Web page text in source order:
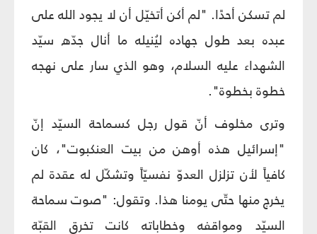
لم تسكن أحدًا. "لم أكن أتخيّل أن لا يجود الله على
عبده بعد طول جهاده ليُنيله ما أنال جدّه سيّد
الشهداء عليه السلام، وهو الذي سار على نهجه
خطوة بخطوة".
وترى مخلوف أنّ قول رجل كسماحة السيّد إنّ
"إسرائيل هذه أوهن من بيت العنكبوت"، كان
كافياً لأن تزلزل العدوّ نفسيّاً وتشكّل له عقدة لم
يخرج منها حتّى يومنا هذا. وتقول: "صوت سماحة
السيّد ومواقفه وخطاباته كانت تخرق القبّة